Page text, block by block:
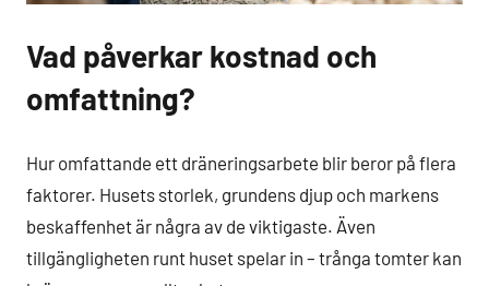
Vad påverkar kostnad och
omfattning?
Hur omfattande ett dräneringsarbete blir beror på flera
faktorer. Husets storlek, grundens djup och markens
beskaffenhet är några av de viktigaste. Även
tillgängligheten runt huset spelar in – trånga tomter kan